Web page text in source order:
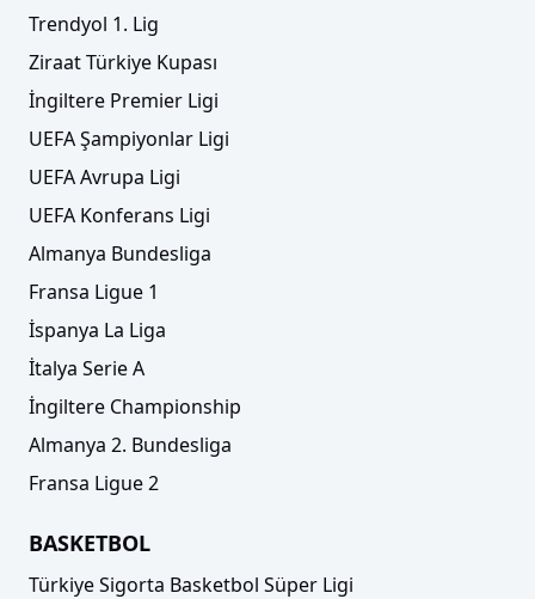
Trendyol 1. Lig
Ziraat Türkiye Kupası
İngiltere Premier Ligi
UEFA Şampiyonlar Ligi
UEFA Avrupa Ligi
UEFA Konferans Ligi
Almanya Bundesliga
Fransa Ligue 1
İspanya La Liga
İtalya Serie A
İngiltere Championship
Almanya 2. Bundesliga
Fransa Ligue 2
BASKETBOL
Türkiye Sigorta Basketbol Süper Ligi